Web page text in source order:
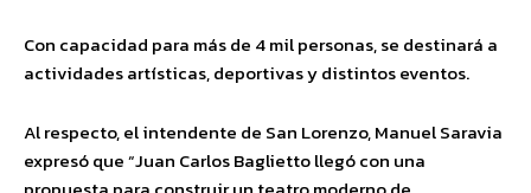
Con capacidad para más de 4 mil personas, se destinará a
actividades artísticas, deportivas y distintos eventos.
Al respecto, el intendente de San Lorenzo, Manuel Saravia
expresó que “Juan Carlos Baglietto llegó con una